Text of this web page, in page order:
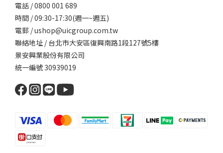
電話 / 0800 001 689
時間 / 09:30-17:30(週一~週五)
電郵 / ushop@uicgroup.com.tw
聯絡地址 / 台北市大安區復興南路1段127號5樓
景安興業股份有限公司
統一編號 30939019